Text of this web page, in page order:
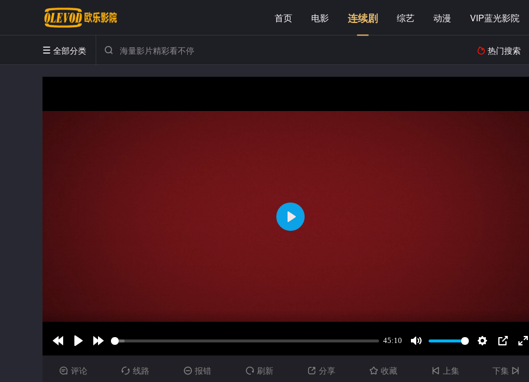
首页 电影 连续剧 综艺 动漫 VIP蓝光影院
 全部分类   热门搜索
 评论  线路  报错  刷新  分享  收藏  上集 下集 